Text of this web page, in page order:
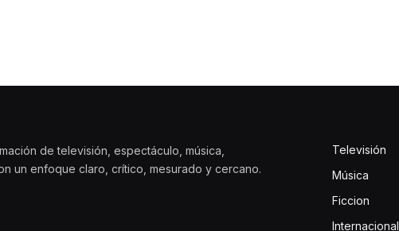
de televisión, espectáculo, música,
un enfoque claro, crítico, mesurado y cercano.
Televisión
Música
Ficcion
Internacional